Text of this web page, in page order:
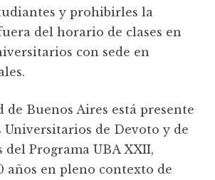
y prohibirles la
del horario de clases en
con sede en
de Buenos Aires está presente
Universitarios de Devoto y de
del Programa UBA XXII,
años en pleno contexto de